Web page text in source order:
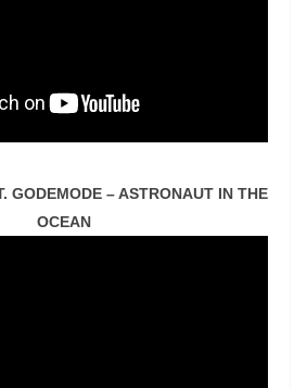
GODEMODE – ASTRONAUT IN THE
OCEAN